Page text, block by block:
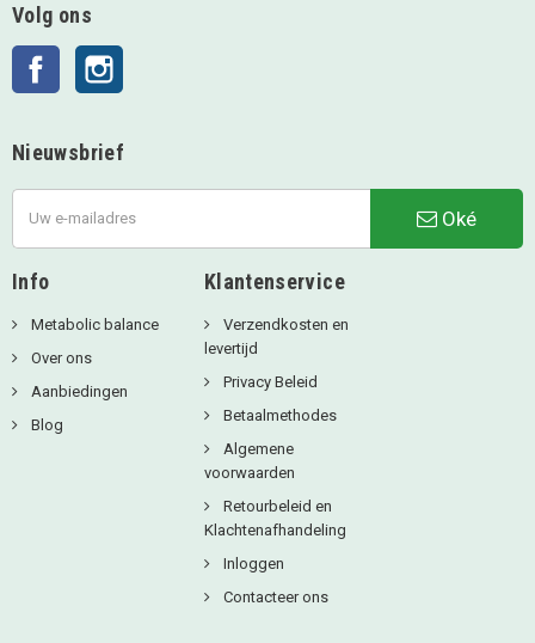
Volg ons
Facebook
Nieuwsbrief
Oké
Info
Metabolic balance
Over ons
Aanbiedingen
Blog
Klantenservice
Verzendkosten en
levertijd
Privacy Beleid
Betaalmethodes
Algemene
voorwaarden
Retourbeleid en
Klachtenafhandeling
Inloggen
Contacteer ons